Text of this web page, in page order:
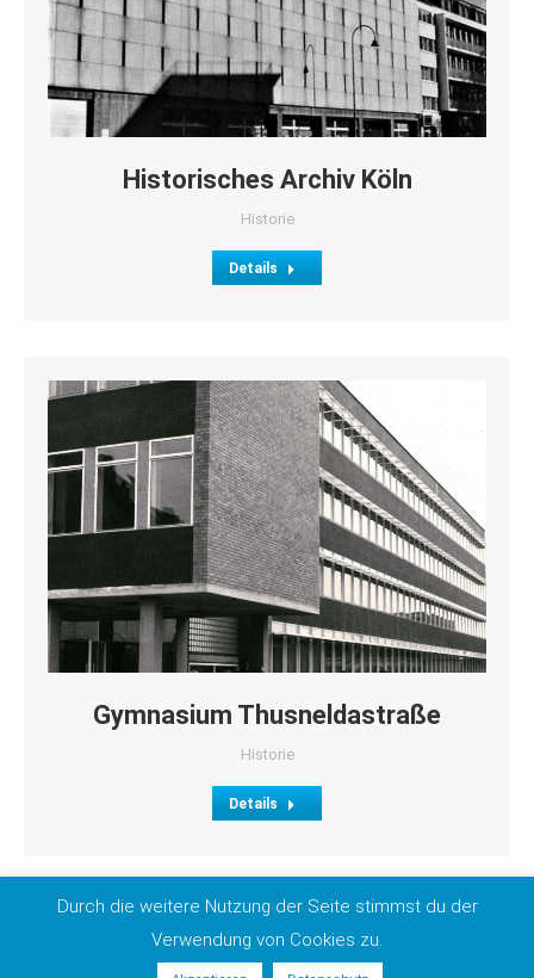
Historisches Archiv Köln
Historie
Details
Gymnasium Thusneldastraße
Historie
Details
Impressum| Datenschutz
Durch die weitere Nutzung der Seite stimmst du der
Verwendung von Cookies zu.